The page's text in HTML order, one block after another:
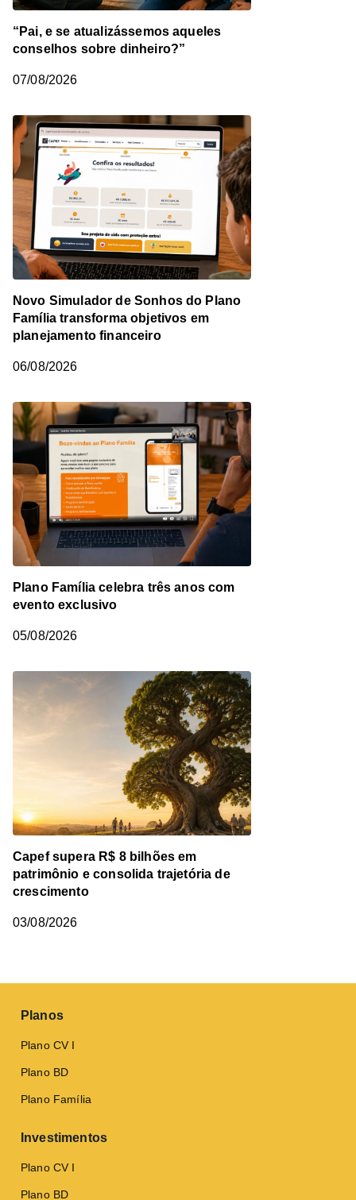
“Pai, e se atualizássemos aqueles
conselhos sobre dinheiro?”
07/08/2026
Novo Simulador de Sonhos do Plano
Família transforma objetivos em
planejamento financeiro
06/08/2026
Plano Família celebra três anos com
evento exclusivo
05/08/2026
Capef supera R$ 8 bilhões em
patrimônio e consolida trajetória de
crescimento
03/08/2026
Planos
Plano CV I
Plano BD
Plano Família
Investimentos
Plano CV I
Plano BD